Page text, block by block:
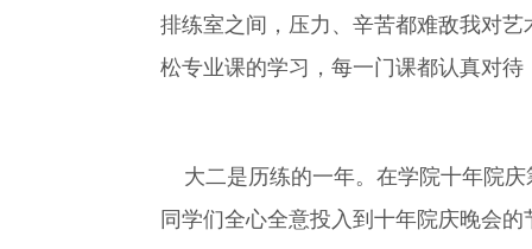
排练室之间，压力、辛苦都难敌我对
松专业课的学习，每一门课都认真对
大二是历练的一年。在学院十年院庆
同学们全心全意投入到十年院庆晚会